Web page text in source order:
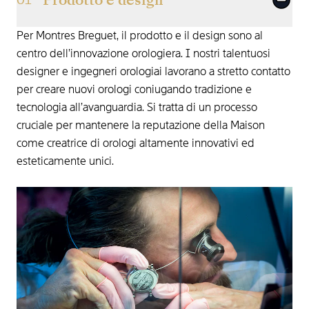
Per Montres Breguet, il prodotto e il design sono al
centro dell’innovazione orologiera. I nostri talentuosi
designer e ingegneri orologiai lavorano a stretto contatto
per creare nuovi orologi coniugando tradizione e
tecnologia all’avanguardia. Si tratta di un processo
cruciale per mantenere la reputazione della Maison
come creatrice di orologi altamente innovativi ed
esteticamente unici.